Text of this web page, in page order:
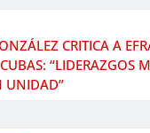
CRITICA A
“LIDERAZGOS
UNIDAD”